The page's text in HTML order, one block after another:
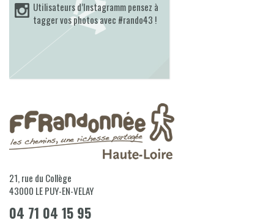
Utilisateurs d’Instagramm pensez à
tagger vos photos avec #rando43 !
21, rue du Collège
43000 LE PUY-EN-VELAY
04 71 04 15 95